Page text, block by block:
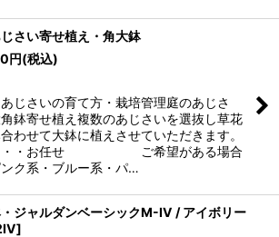
さい寄せ植え・角大鉢
円(税込)
いの育て方・栽培管理庭のあじさ
鉢寄せ植え複数のあじさいを選抜し草花
わせて大鉢に植えさせていただきます。
・・お任せ ご希望がある場合
ク系・ブルー系・パ…
ジャルダンベーシックM-IV / アイボリー
]